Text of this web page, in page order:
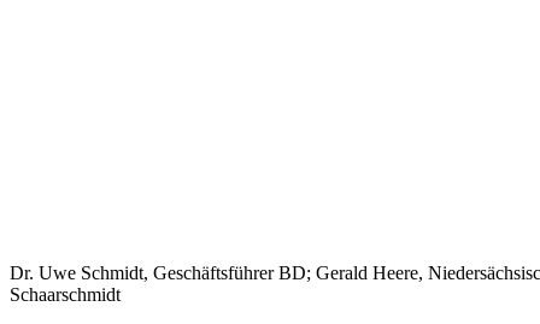
Dr. Uwe Schmidt, Geschäftsführer BD; Gerald Heere,
Schaarschmidt